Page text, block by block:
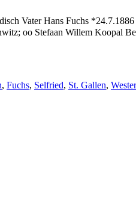
Vater Hans Fuchs
oo Stefaan Willem Koopal
, Fuchs, Selfried, St. Gallen,